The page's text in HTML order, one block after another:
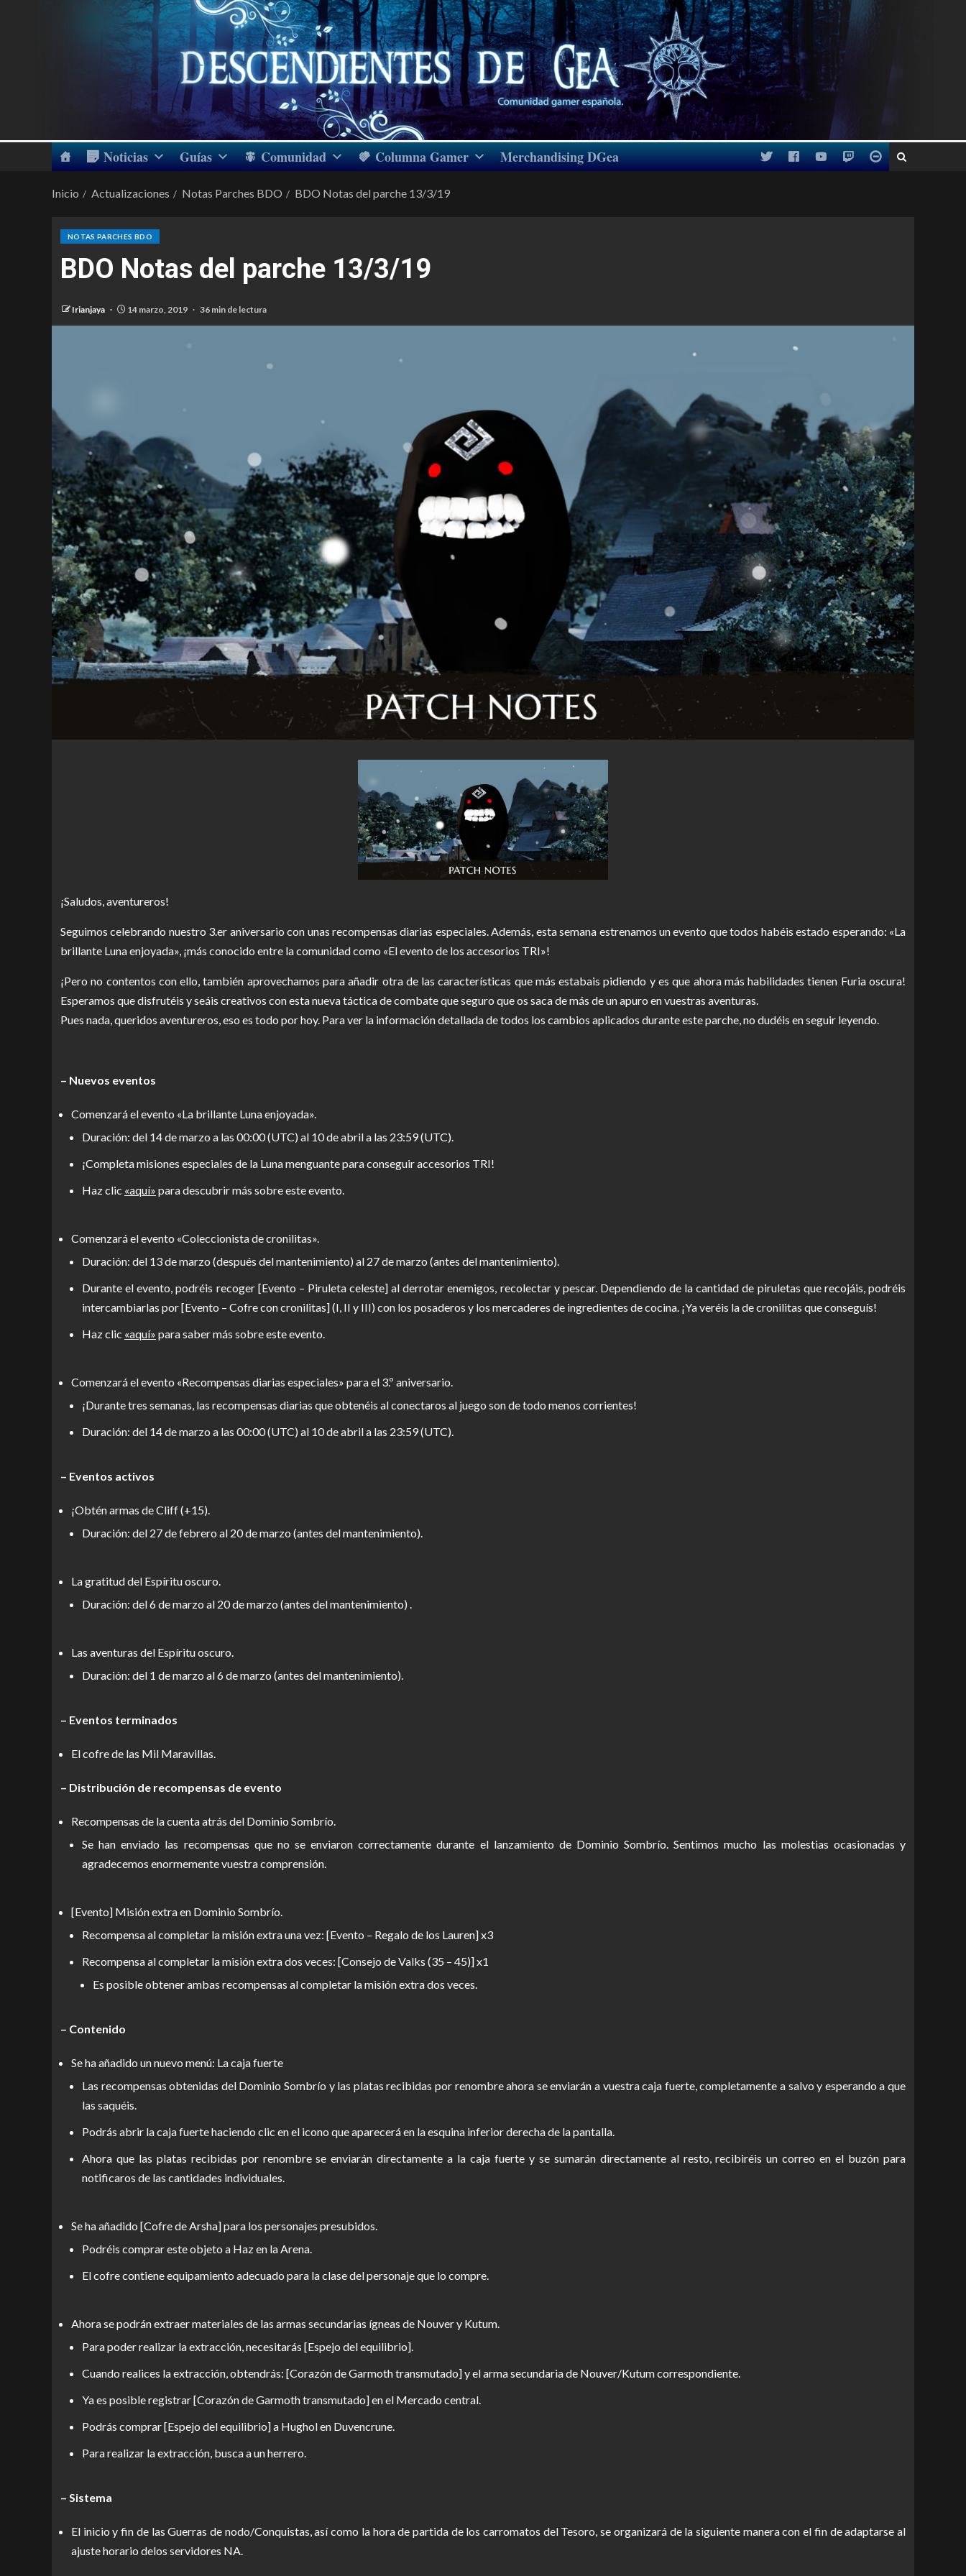
Noticias Guías Comunidad Columna Gamer Merchandising DGea
Inicio Actualizaciones Notas Parches BDO BDO Notas del parche 13/3/19
NOTAS PARCHES BDO
BDO Notas del parche 13/3/19
Irianjaya 14 marzo, 2019 36 min de lectura
¡Saludos, aventureros!
Seguimos celebrando nuestro 3.er aniversario con unas recompensas diarias especiales. Además, esta semana estrenamos un evento que todos habéis estado esperando: «La
brillante Luna enjoyada», ¡más conocido entre la comunidad como «El evento de los accesorios TRI»!
¡Pero no contentos con ello, también aprovechamos para añadir otra de las características que más estabais pidiendo y es que ahora más habilidades tienen Furia oscura!
Esperamos que disfrutéis y seáis creativos con esta nueva táctica de combate que seguro que os saca de más de un apuro en vuestras aventuras.
Pues nada, queridos aventureros, eso es todo por hoy. Para ver la información detallada de todos los cambios aplicados durante este parche, no dudéis en seguir leyendo.
– Nuevos eventos
Comenzará el evento «La brillante Luna enjoyada».
Duración: del 14 de marzo a las 00:00 (UTC) al 10 de abril a las 23:59 (UTC).
¡Completa misiones especiales de la Luna menguante para conseguir accesorios TRI!
Haz clic «aquí» para descubrir más sobre este evento.
Comenzará el evento «Coleccionista de cronilitas».
Duración: del 13 de marzo (después del mantenimiento) al 27 de marzo (antes del mantenimiento).
Durante el evento, podréis recoger [Evento – Piruleta celeste] al derrotar enemigos, recolectar y pescar. Dependiendo de la cantidad de piruletas que recojáis, podréis
intercambiarlas por [Evento – Cofre con cronilitas] (I, II y III) con los posaderos y los mercaderes de ingredientes de cocina. ¡Ya veréis la de cronilitas que conseguís!
Haz clic «aquí» para saber más sobre este evento.
Comenzará el evento «Recompensas diarias especiales» para el 3.º aniversario.
¡Durante tres semanas, las recompensas diarias que obtenéis al conectaros al juego son de todo menos corrientes!
Duración: del 14 de marzo a las 00:00 (UTC) al 10 de abril a las 23:59 (UTC).
– Eventos activos
¡Obtén armas de Cliff (+15).
Duración: del 27 de febrero al 20 de marzo (antes del mantenimiento).
La gratitud del Espíritu oscuro.
Duración: del 6 de marzo al 20 de marzo (antes del mantenimiento) .
Las aventuras del Espíritu oscuro.
Duración: del 1 de marzo al 6 de marzo (antes del mantenimiento).
– Eventos terminados
El cofre de las Mil Maravillas.
– Distribución de recompensas de evento
Recompensas de la cuenta atrás del Dominio Sombrío.
Se han enviado las recompensas que no se enviaron correctamente durante el lanzamiento de Dominio Sombrío. Sentimos mucho las molestias ocasionadas y
agradecemos enormemente vuestra comprensión.
[Evento] Misión extra en Dominio Sombrío.
Recompensa al completar la misión extra una vez: [Evento – Regalo de los Lauren] x3
Recompensa al completar la misión extra dos veces: [Consejo de Valks (35 – 45)] x1
Es posible obtener ambas recompensas al completar la misión extra dos veces.
– Contenido
Se ha añadido un nuevo menú: La caja fuerte
Las recompensas obtenidas del Dominio Sombrío y las platas recibidas por renombre ahora se enviarán a vuestra caja fuerte, completamente a salvo y esperando a que
las saquéis.
Podrás abrir la caja fuerte haciendo clic en el icono que aparecerá en la esquina inferior derecha de la pantalla.
Ahora que las platas recibidas por renombre se enviarán directamente a la caja fuerte y se sumarán directamente al resto, recibiréis un correo en el buzón para
notificaros de las cantidades individuales.
Se ha añadido [Cofre de Arsha] para los personajes presubidos.
Podréis comprar este objeto a Haz en la Arena.
El cofre contiene equipamiento adecuado para la clase del personaje que lo compre.
Ahora se podrán extraer materiales de las armas secundarias ígneas de Nouver y Kutum.
Para poder realizar la extracción, necesitarás [Espejo del equilibrio].
Cuando realices la extracción, obtendrás: [Corazón de Garmoth transmutado] y el arma secundaria de Nouver/Kutum correspondiente.
Ya es posible registrar [Corazón de Garmoth transmutado] en el Mercado central.
Podrás comprar [Espejo del equilibrio] a Hughol en Duvencrune.
Para realizar la extracción, busca a un herrero.
– Sistema
El inicio y fin de las Guerras de nodo/Conquistas, así como la hora de partida de los carromatos del Tesoro, se organizará de la siguiente manera con el fin de adaptarse al
ajuste horario delos servidores NA.